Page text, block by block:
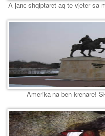
A jane shqiptaret aq te vjeter sa
Amerika na ben krenare!